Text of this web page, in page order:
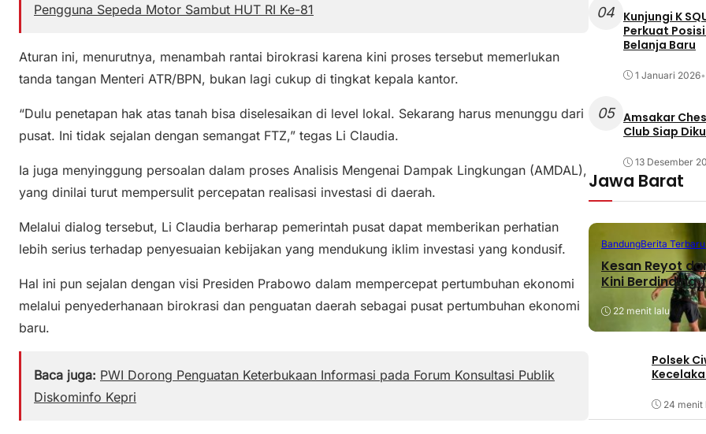
Pengguna Sepeda Motor Sambut HUT RI Ke-81
Aturan ini, menurutnya, menambah rantai birokrasi karena kini proses tersebut memerlukan
tanda tangan Menteri ATR/BPN, bukan lagi cukup di tingkat kepala kantor.
“Dulu penetapan hak atas tanah bisa diselesaikan di level lokal. Sekarang harus menunggu dari
pusat. Ini tidak sejalan dengan semangat FTZ,” tegas Li Claudia.
Ia juga menyinggung persoalan dalam proses Analisis Mengenai Dampak Lingkungan (AMDAL),
yang dinilai turut mempersulit percepatan realisasi investasi di daerah.
Melalui dialog tersebut, Li Claudia berharap pemerintah pusat dapat memberikan perhatian
lebih serius terhadap penyesuaian kebijakan yang mendukung iklim investasi yang kondusif.
Hal ini pun sejalan dengan visi Presiden Prabowo dalam mempercepat pertumbuhan ekonomi
melalui penyederhanaan birokrasi dan penguatan daerah sebagai pusat pertumbuhan ekonomi
baru.
Baca juga: PWI Dorong Penguatan Keterbukaan Informasi pada Forum Konsultasi Publik
Diskominfo Kepri
04 Kunjungi K
Perkuat
Belanja Baru
1 Januari 2026•
05 Amsakar
Club Siap
13 Desember
Jawa Barat
BandungBerita Terbaru
Kesan Reyot
Kini Berdinding
22 menit lalu
Polsek
24 menit